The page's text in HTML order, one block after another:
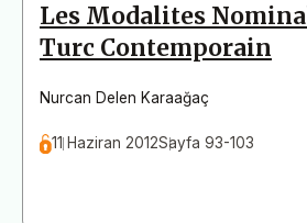
Les Modalites
Turc Contemporain
Nurcan Delen Karaağaç
11 Haziran 2012Sayfa 93-103